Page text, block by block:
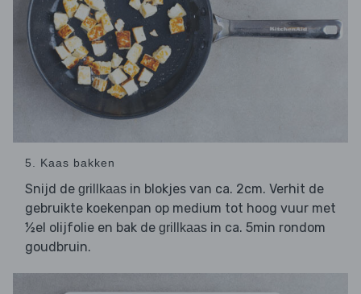
5. Kaas bakken
Snijd de grillkaas in blokjes van ca. 2cm. Verhit de
gebruikte koekenpan op medium tot hoog vuur met
½el olijfolie en bak de grillkaas in ca. 5min rondom
goudbruin.